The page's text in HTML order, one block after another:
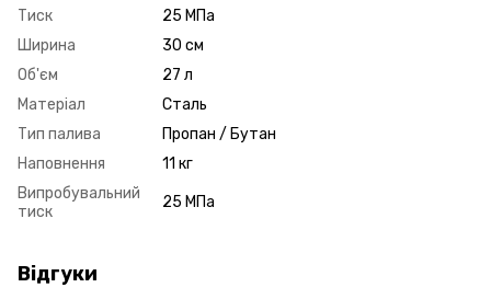
Тиск
25 МПа
Ширина
30 см
Об'єм
27 л
Матеріал
Сталь
Тип палива
Пропан / Бутан
Наповнення
11 кг
Випробувальний
тиск
25 МПа
Відгуки